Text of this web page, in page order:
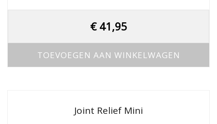
€41,95
TOEVOEGEN AAN WINKELWAGEN
Joint Relief Mini